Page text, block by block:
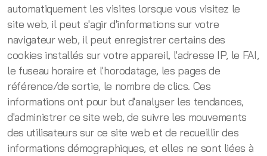
automatiquement les visites lorsque vous visitez le
site web, il peut s'agir d'informations sur votre
navigateur web, il peut enregistrer certains des
cookies installés sur votre appareil, l'adresse IP, le FAI,
le fuseau horaire et l'horodatage, les pages de
référence/de sortie, le nombre de clics. Ces
informations ont pour but d'analyser les tendances,
d'administrer ce site web, de suivre les mouvements
des utilisateurs sur ce site web et de recueillir des
informations démographiques, et elles ne sont liées à